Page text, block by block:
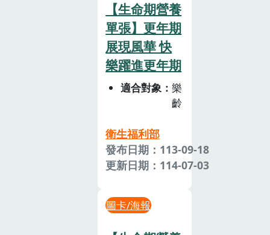
【生命期營養
單張】更年期
展現風華 快
樂躍進更年期
適合對象
樂
齡
衛生福利部
發布日期：113-09-18
更新日期：114-07-03
圖卡/海報